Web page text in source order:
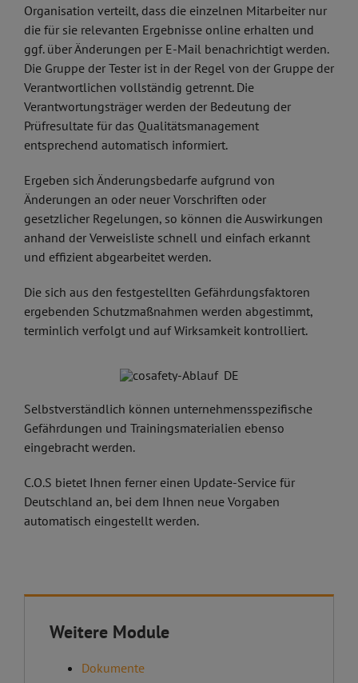
Organisation verteilt, dass die einzelnen Mitarbeiter nur
die für sie relevanten Ergebnisse online erhalten und
ggf. über Änderungen per E-Mail benachrichtigt werden.
Die Gruppe der Tester ist in der Regel von der Gruppe der
Verantwortlichen vollständig getrennt. Die
Verantwortungsträger werden der Bedeutung der
Prüfresultate für das Qualitätsmanagement
entsprechend automatisch informiert.
Ergeben sich Änderungsbedarfe aufgrund von
Änderungen an oder neuer Vorschriften oder
gesetzlicher Regelungen, so können die Auswirkungen
anhand der Verweisliste schnell und einfach erkannt
und effizient abgearbeitet werden.
Die sich aus den festgestellten Gefährdungsfaktoren
ergebenden Schutzmaßnahmen werden abgestimmt,
terminlich verfolgt und auf Wirksamkeit kontrolliert.
Selbstverständlich können unternehmensspezifische
Gefährdungen und Trainingsmaterialien ebenso
eingebracht werden.
C.O.S bietet Ihnen ferner einen Update-Service für
Deutschland an, bei dem Ihnen neue Vorgaben
automatisch eingestellt werden.
Weitere Module
Dokumente